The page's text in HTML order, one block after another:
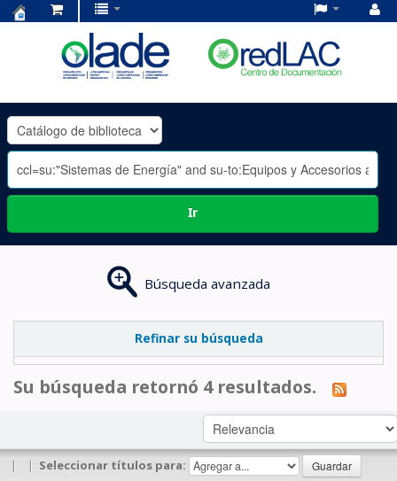
OLADE
-
Ir
Búsqueda avanzada
Refinar su búsqueda
Su búsqueda retornó 4 resultados.
| | Seleccionar títulos para: